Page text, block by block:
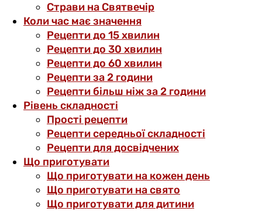
Страви на Святвечір
Коли час має значення
Рецепти до 15 хвилин
Рецепти до 30 хвилин
Рецепти до 60 хвилин
Рецепти за 2 години
Рецепти більш ніж за 2 години
Рівень складності
Прості рецепти
Рецепти середньої складності
Рецепти для досвідчених
Що приготувати
Що приготувати на кожен день
Що приготувати на свято
Що приготувати для дитини